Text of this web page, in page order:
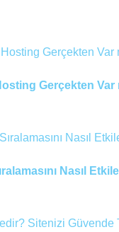
Gerçekten Var
Nasıl